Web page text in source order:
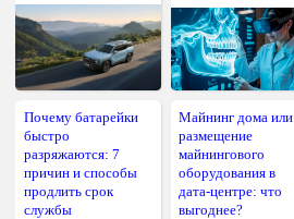
Почему батарейки
быстро
разряжаются: 7
причин и способы
продлить срок
службы
Майнинг дома или
размещение
майнингового
оборудования в
дата-центре: что
выгоднее?